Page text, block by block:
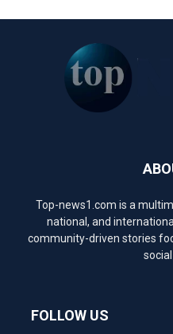
Top-news1.com is a
national, and
community-driven stories
FOLLOW US